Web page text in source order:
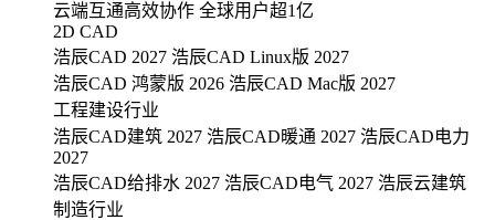
云端互通高效协作 全球用户超1亿
2D CAD
浩辰CAD 2027 浩辰CAD Linux版 2027
浩辰CAD 鸿蒙版 2026 浩辰CAD Mac版 2027
工程建设行业
浩辰CAD建筑 2027 浩辰CAD暖通 2027 浩辰CAD电力
2027
浩辰CAD给排水 2027 浩辰CAD电气 2027 浩辰云建筑
制造行业